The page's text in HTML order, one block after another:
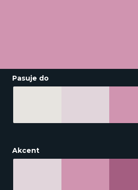
Pasuje do
Akcent